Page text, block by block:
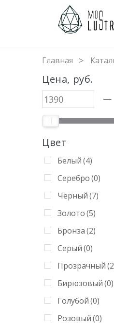
Главная
Цена, руб.
—
Цвет
Белый(4)
Серебро(0)
Чёрный(7)
Золото(5)
Бронза(2)
Серый(0)
Прозрачный
Бирюзовый(0)
Голубой(0)
Розовый(0)